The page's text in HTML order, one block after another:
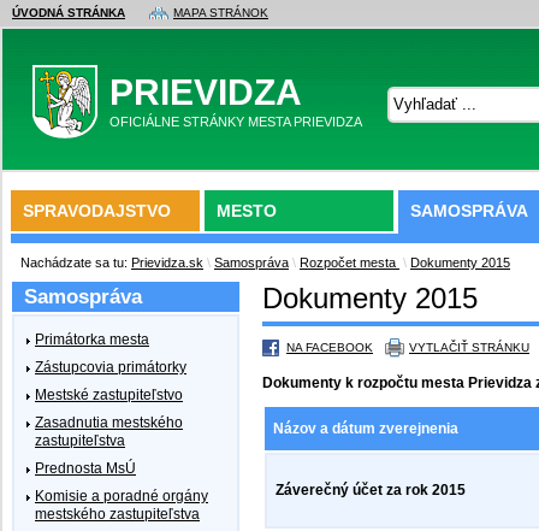
ÚVODNÁ STRÁNKA MAPA STRÁNOK
PRIEVIDZA
OFICIÁLNE STRÁNKY MESTA PRIEVIDZA
SPRAVODAJSTVO MESTO SAMOSPRÁVA
Nachádzate sa tu: Prievidza.sk \ Samospráva \ Rozpočet mesta \ Dokumenty 2015
Dokumenty 2015
NA FACEBOOK VYTLAČIŤ STRÁNKU
Dokumenty k rozpočtu mesta Prievidza
Názov a dátum zverejnenia
Záverečný účet za rok 2015
Samospráva
Primátorka mesta
Zástupcovia primátorky
Mestské zastupiteľstvo
Zasadnutia mestského
zastupiteľstva
Prednosta MsÚ
Komisie a poradné orgány
mestského zastupiteľstva